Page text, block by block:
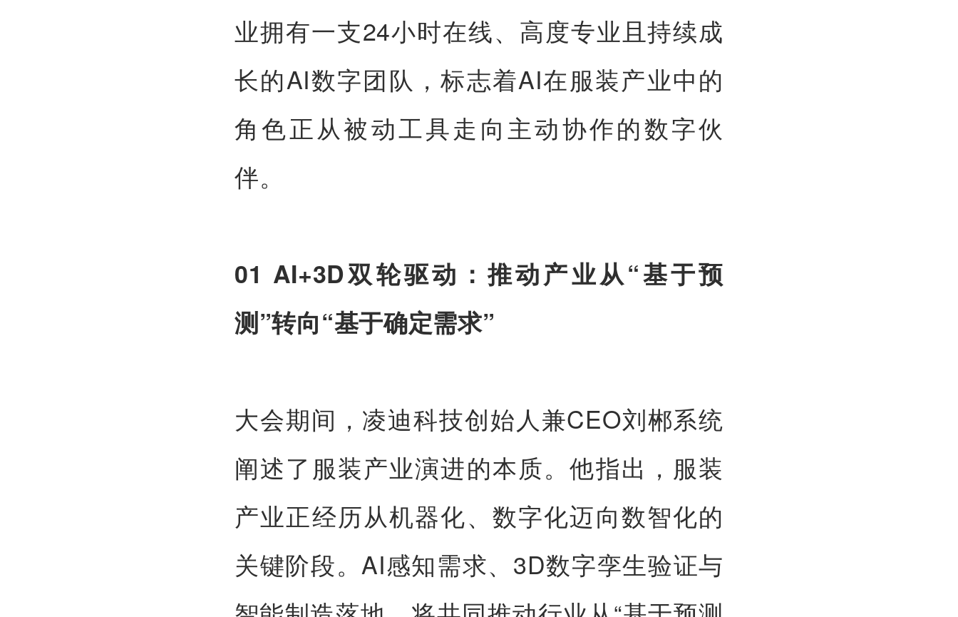
业拥有一支24小时在线、高度专业且持续成
长的AI数字团队，标志着AI在服装产业中的
角色正从被动工具走向主动协作的数字伙
伴。
01 AI+3D双轮驱动：推动产业从“基于预
测”转向“基于确定需求”
大会期间，凌迪科技创始人兼CEO刘郴系统
阐述了服装产业演进的本质。他指出，服装
产业正经历从机器化、数字化迈向数智化的
关键阶段。AI感知需求、3D数字孪生验证与